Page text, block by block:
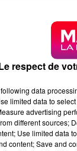
respect de
data
limited data to
advertising
different sources;
Use limited data
content; Save and